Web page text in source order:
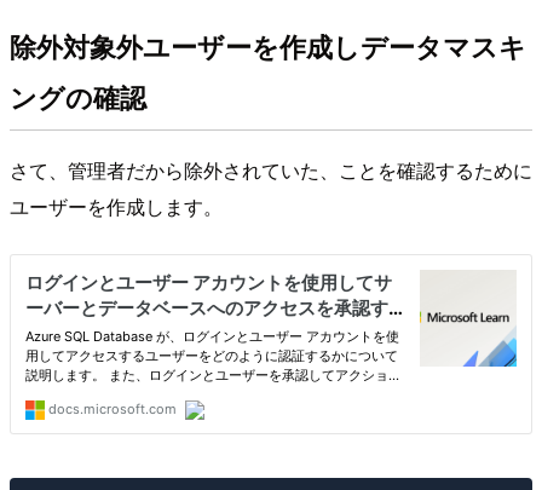
除外対象外ユーザーを作成しデータマスキ
ングの確認
さて、管理者だから除外されていた、ことを確認するために
ユーザーを作成します。